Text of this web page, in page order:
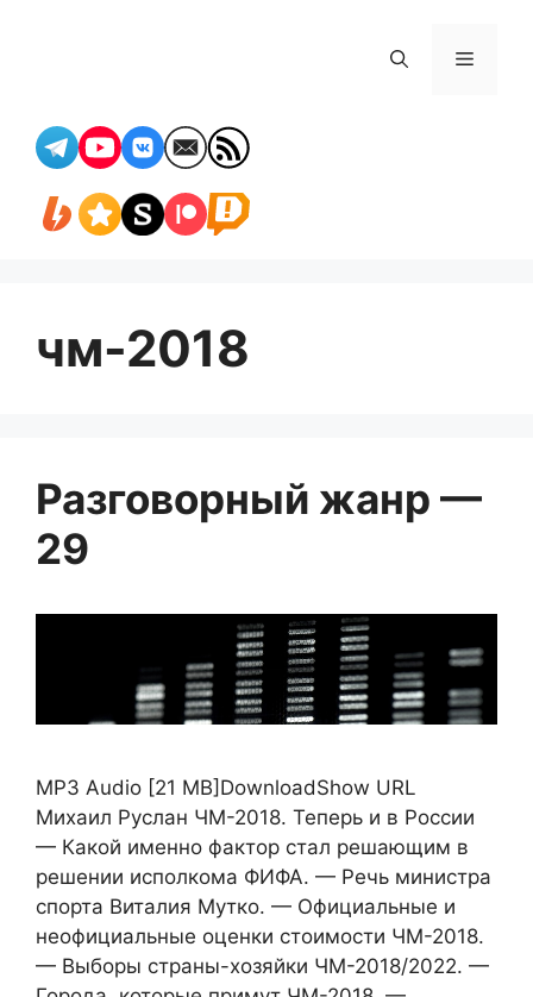
Меню
чм-2018
Разговорный жанр —
29
MP3 Audio [21 MB]DownloadShow URL
Михаил Руслан ЧМ-2018. Теперь и в России
— Какой именно фактор стал решающим в
решении исполкома ФИФА. — Речь министра
спорта Виталия Мутко. — Официальные и
неофициальные оценки стоимости ЧМ-2018.
— Выборы страны-хозяйки ЧМ-2018/2022. —